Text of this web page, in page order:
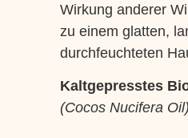
Wirkung anderer
zu einem glatten,
durchfeuchteten
Kaltgepresstes
(Cocos Nucifera Oil)